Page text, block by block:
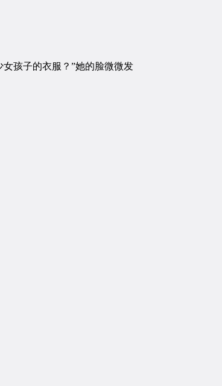
孩子的衣服？”她的脸微微发